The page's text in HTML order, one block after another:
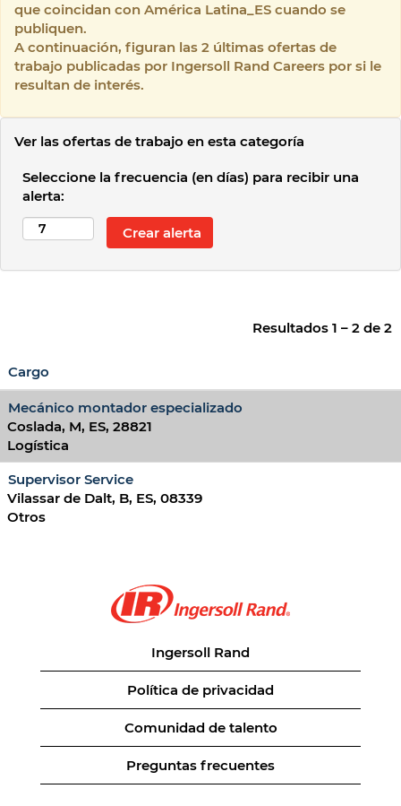
que coincidan con América Latina_ES cuando se
publiquen.
A continuación, figuran las 2 últimas ofertas de
trabajo publicadas por Ingersoll Rand Careers por si le
resultan de interés.
Ver las ofertas de trabajo en esta categoría
Seleccione la frecuencia (en días) para recibir una
alerta:
Resultados 1 – 2 de 2
Cargo
Mecánico montador especializado
Coslada, M, ES, 28821
Logística
Supervisor Service
Vilassar de Dalt, B, ES, 08339
Otros
Ingersoll Rand
Política de privacidad
Comunidad de talento
Preguntas frecuentes